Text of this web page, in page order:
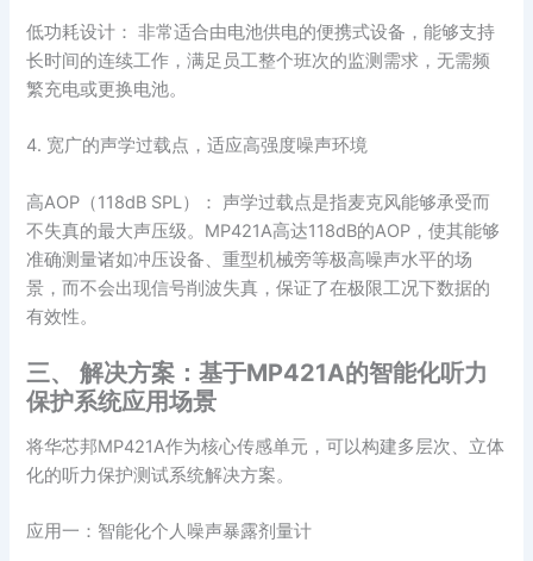
低功耗设计： 非常适合由电池供电的便携式设备，能够支持
长时间的连续工作，满足员工整个班次的监测需求，无需频
繁充电或更换电池。
4. 宽广的声学过载点，适应高强度噪声环境
高AOP（118dB SPL）： 声学过载点是指麦克风能够承受而
不失真的最大声压级。MP421A高达118dB的AOP，使其能够
准确测量诸如冲压设备、重型机械旁等极高噪声水平的场
景，而不会出现信号削波失真，保证了在极限工况下数据的
有效性。
三、 解决方案：基于MP421A的智能化听力
保护系统应用场景
将华芯邦MP421A作为核心传感单元，可以构建多层次、立体
化的听力保护测试系统解决方案。
应用一：智能化个人噪声暴露剂量计